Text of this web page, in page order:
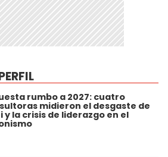
rumbo a 2027: cuatro
midieron el desgaste de
y la crisis de liderazgo en el